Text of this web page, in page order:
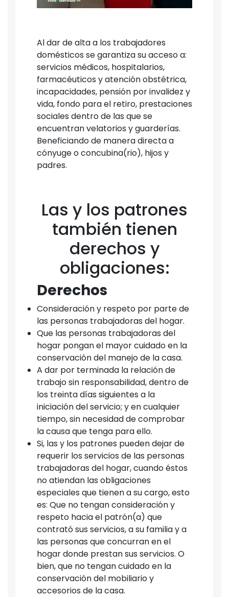
Al dar de alta a los trabajadores
domésticos se garantiza su acceso a:
servicios médicos, hospitalarios,
farmacéuticos y atención obstétrica,
incapacidades, pensión por invalidez y
vida, fondo para el retiro, prestaciones
sociales dentro de las que se
encuentran velatorios y guarderías.
Beneficiando de manera directa a
cónyuge o concubina(rio), hijos y
padres.
Las y los patrones
también tienen
derechos y
obligaciones:
Derechos
Consideración y respeto por parte de
las personas trabajadoras del hogar.
Que las personas trabajadoras del
hogar pongan el mayor cuidado en la
conservación del manejo de la casa.
A dar por terminada la relación de
trabajo sin responsabilidad, dentro de
los treinta días siguientes a la
iniciación del servicio; y en cualquier
tiempo, sin necesidad de comprobar
la causa que tenga para ello.
Si, las y los patrones pueden dejar de
requerir los servicios de las personas
trabajadoras del hogar, cuando éstos
no atiendan las obligaciones
especiales que tienen a su cargo, esto
es: Que no tengan consideración y
respeto hacia el patrón(a) que
contrató sus servicios, a su familia y a
las personas que concurran en el
hogar donde prestan sus servicios. O
bien, que no tengan cuidado en la
conservación del mobiliario y
accesorios de la casa.